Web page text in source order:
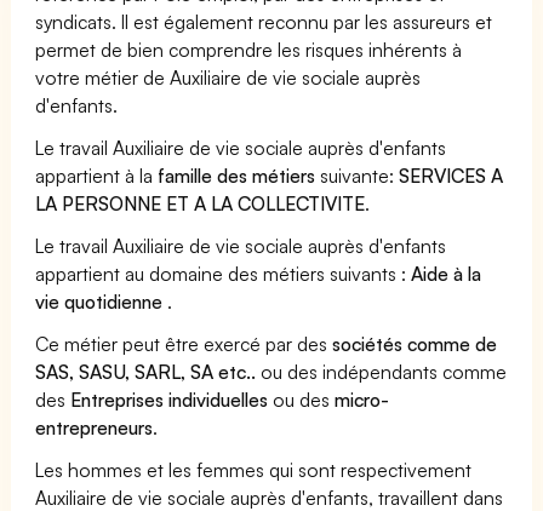
syndicats. Il est également reconnu par les assureurs et
permet de bien comprendre les risques inhérents à
votre métier de Auxiliaire de vie sociale auprès
d'enfants.
Le travail Auxiliaire de vie sociale auprès d'enfants
appartient à la famille des métiers suivante:SERVICES A
LA PERSONNE ET A LA COLLECTIVITE.
Le travail Auxiliaire de vie sociale auprès d'enfants
appartient au domaine des métiers suivants :Aide à la
vie quotidienne .
Ce métier peut être exercé par dessociétés comme de
SAS, SASU, SARL, SA etc.. ou des indépendants comme
des Entreprises individuelles ou desmicro-
entrepreneurs.
Les hommes et les femmes qui sont respectivement
Auxiliaire de vie sociale auprès d'enfants, travaillent dans